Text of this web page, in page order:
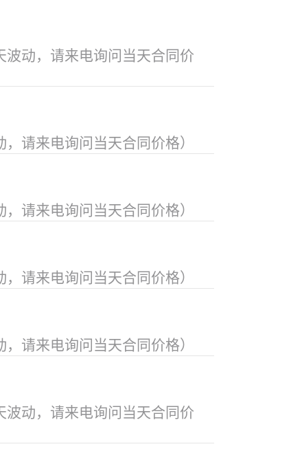
波动，请来电询问当天合同价
请来电询问当天合同价格）
请来电询问当天合同价格）
请来电询问当天合同价格）
请来电询问当天合同价格）
波动，请来电询问当天合同价